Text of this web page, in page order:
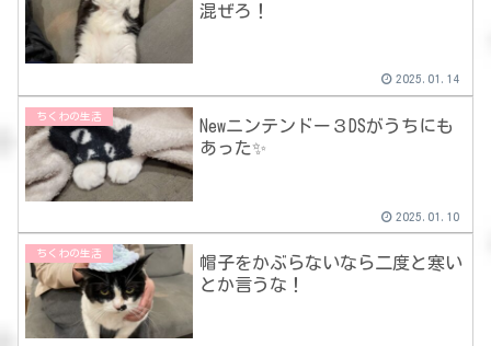
混ぜろ！
2025.01.14
ちくわの生活
Newニンテンドー３DSがうちにも
あった✨
2025.01.10
ちくわの生活
帽子をかぶらないなら二度と寒い
とか言うな！